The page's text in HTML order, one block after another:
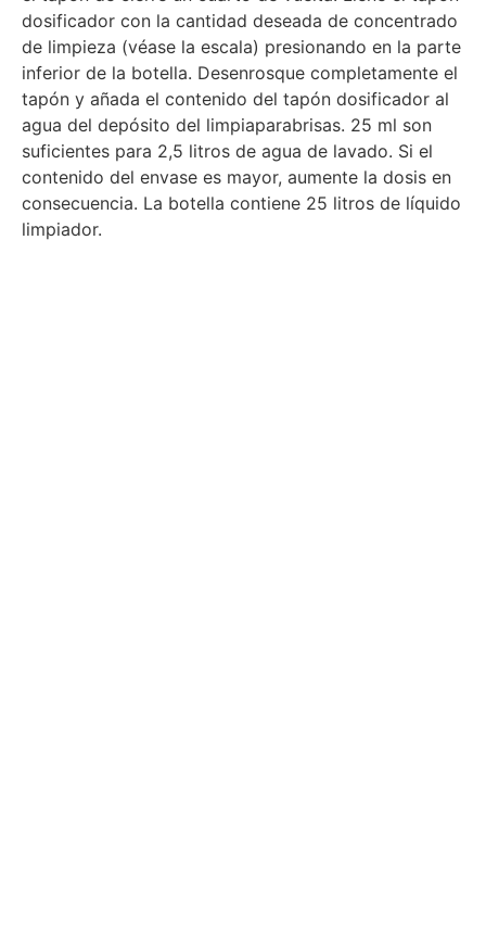
dosificador con la cantidad deseada de concentrado
de limpieza (véase la escala) presionando en la parte
inferior de la botella. Desenrosque completamente el
tapón y añada el contenido del tapón dosificador al
agua del depósito del limpiaparabrisas. 25 ml son
suficientes para 2,5 litros de agua de lavado. Si el
contenido del envase es mayor, aumente la dosis en
consecuencia. La botella contiene 25 litros de líquido
limpiador.